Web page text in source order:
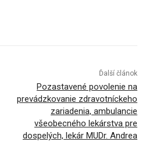
Ďalší článok
Pozastavené povolenie na
prevádzkovanie zdravotníckeho
zariadenia, ambulancie
všeobecného lekárstva pre
dospelých, lekár MUDr. Andrea